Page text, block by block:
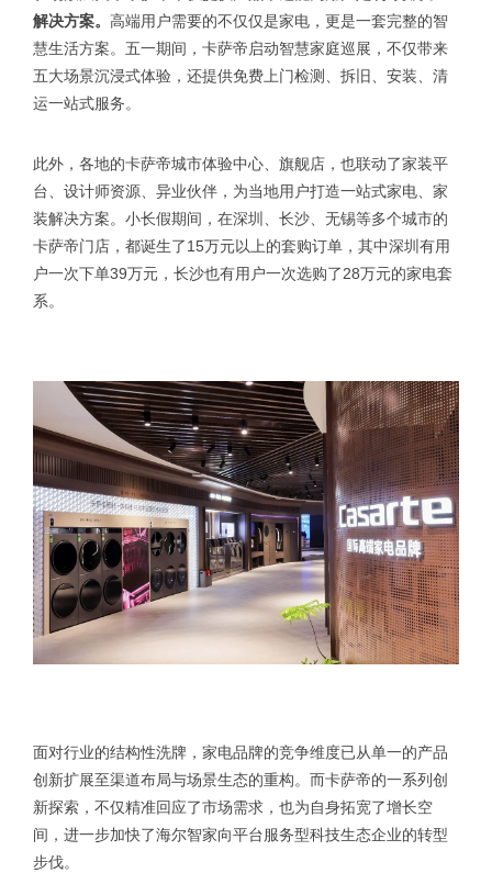
解决方案。 高端用户需要的不仅仅是家电，更是一套完整的智
慧生活方案。五一期间，卡萨帝启动智慧家庭巡展，不仅带来
五大场景沉浸式体验，还提供免费上门检测、拆旧、安装、清
运一站式服务。
此外，各地的卡萨帝城市体验中心、旗舰店，也联动了家装平
台、设计师资源、异业伙伴，为当地用户打造一站式家电、家
装解决方案。小长假期间，在深圳、长沙、无锡等多个城市的
卡萨帝门店，都诞生了15万元以上的套购订单，其中深圳有用
户一次下单39万元，长沙也有用户一次选购了28万元的家电套
系。
面对行业的结构性洗牌，家电品牌的竞争维度已从单一的产品
创新扩展至渠道布局与场景生态的重构。而卡萨帝的一系列创
新探索，不仅精准回应了市场需求，也为自身拓宽了增长空
间，进一步加快了海尔智家向平台服务型科技生态企业的转型
步伐。